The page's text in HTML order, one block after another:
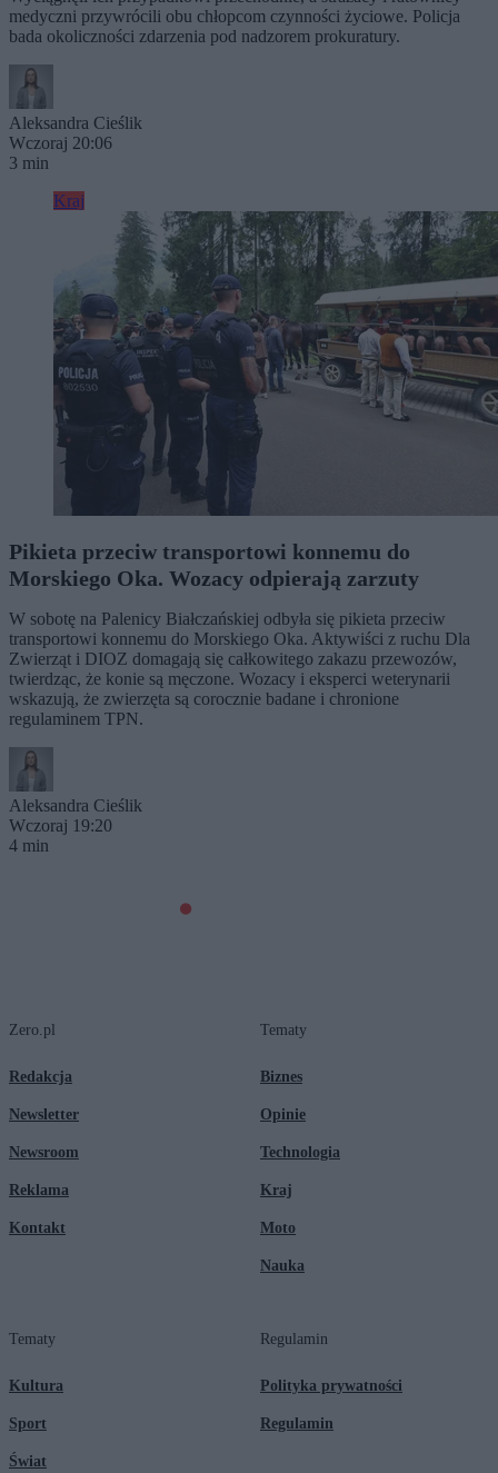
medyczni przywrócili obu chłopcom czynności życiowe. Policja
bada okoliczności zdarzenia pod nadzorem prokuratury.
Aleksandra Cieślik
Wczoraj 20:06
3 min
Kraj
Pikieta przeciw transportowi konnemu do
Morskiego Oka. Wozacy odpierają zarzuty
W sobotę na Palenicy Białczańskiej odbyła się pikieta przeciw
transportowi konnemu do Morskiego Oka. Aktywiści z ruchu Dla
Zwierząt i DIOZ domagają się całkowitego zakazu przewozów,
twierdząc, że konie są męczone. Wozacy i eksperci weterynarii
wskazują, że zwierzęta są corocznie badane i chronione
regulaminem TPN.
Aleksandra Cieślik
Wczoraj 19:20
4 min
Zero.pl
Redakcja
Newsletter
Newsroom
Reklama
Kontakt
Tematy
Biznes
Opinie
Technologia
Kraj
Moto
Nauka
Tematy
Kultura
Sport
Świat
Regulamin
Polityka prywatności
Regulamin